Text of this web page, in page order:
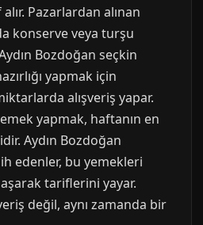
Pazarlardan alınan
konserve veya turşu
Bozdoğan seçkin
yapmak için
alışveriş yapar.
yapmak, haftanın en
Aydın Bozdoğan
edenler, bu yemekleri
tariflerini yayar.
değil, aynı zamanda bir